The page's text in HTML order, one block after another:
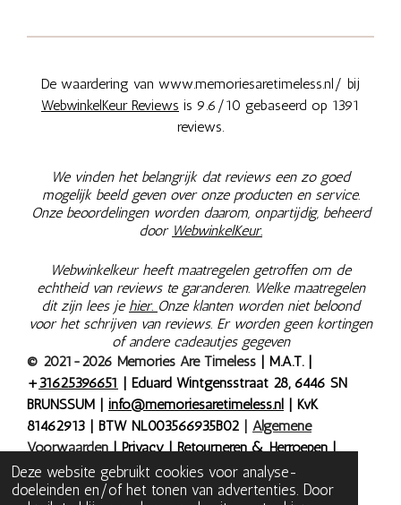
Deze website gebruikt cookies voor analyse-
doeleinden en/of het tonen van advertenties. Door
De waardering van www.memoriesaretimeless.nl/ bij
WebwinkelKeur Reviews is 9.6/10 gebaseerd op 1391
reviews.
We vinden het belangrijk dat reviews een zo goed
mogelijk beeld geven over onze producten en service.
Onze beoordelingen worden daarom, onpartijdig, beheerd
door WebwinkelKeur.
Webwinkelkeur heeft maatregelen getroffen om de
echtheid van reviews te garanderen. Welke maatregelen
dit zijn lees je hier. Onze klanten worden niet beloond
voor het schrijven van reviews. Er worden geen kortingen
of andere cadeautjes gegeven
© 2021-2026 Memories Are Timeless | M.A.T. |
+31625396651
| Eduard Wintgensstraat 28, 6446 SN
BRUNSSUM | info@memoriesaretimeless.nl
| KvK
81462913 | BTW NL003566935B02
Algemene
Voorwaarden|Privacy|Retourneren & Herroepen|
Bestelling herroepen| Onze prijzen zijn inclusief 9% of
21% BTW, tenzij anders aangegeven.